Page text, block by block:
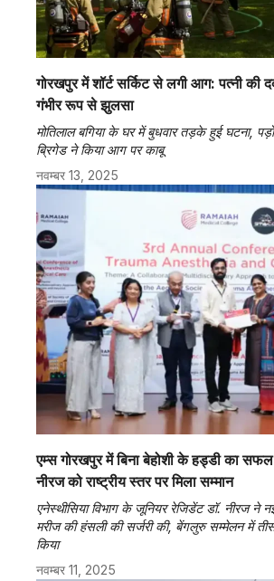
गोरखपुर में शॉर्ट सर्किट से लगी आग: पत्नी की
गंभीर रूप से झुलसा
मोतिलाल बगिया के घर में बुधवार तड़के हुई घटना,
ब्रिगेड ने किया आग पर काबू
नवम्बर 13, 2025
एम्स गोरखपुर में बिना बेहोशी के हड्डी का
नीरज को राष्ट्रीय स्तर पर मिला सम्मान
एनेस्थीसिया विभाग के जूनियर रेजिडेंट डॉ. नीरज ने
मरीज की हंसली की सर्जरी की, बेंगलुरु सम्मेलन में
किया
नवम्बर 11, 2025